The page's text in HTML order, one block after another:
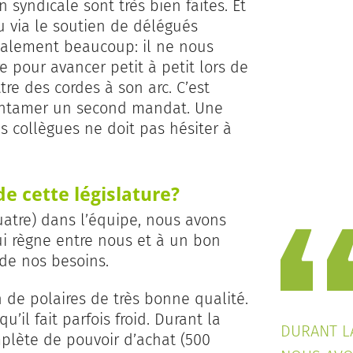
syndicale sont très bien faites. Et
via le soutien de délégués
beaucoup: il ne nous
pour avancer petit à petit lors de
des cordes à son arc. C’est
un second mandat. Une
collègues ne doit pas hésiter à
cette législature?
dans l’équipe, nous avons
règne entre nous et à un bon
nos besoins.
de polaires de très bonne qualité.
fait parfois froid. Durant la
de pouvoir d’achat (500
DURANT